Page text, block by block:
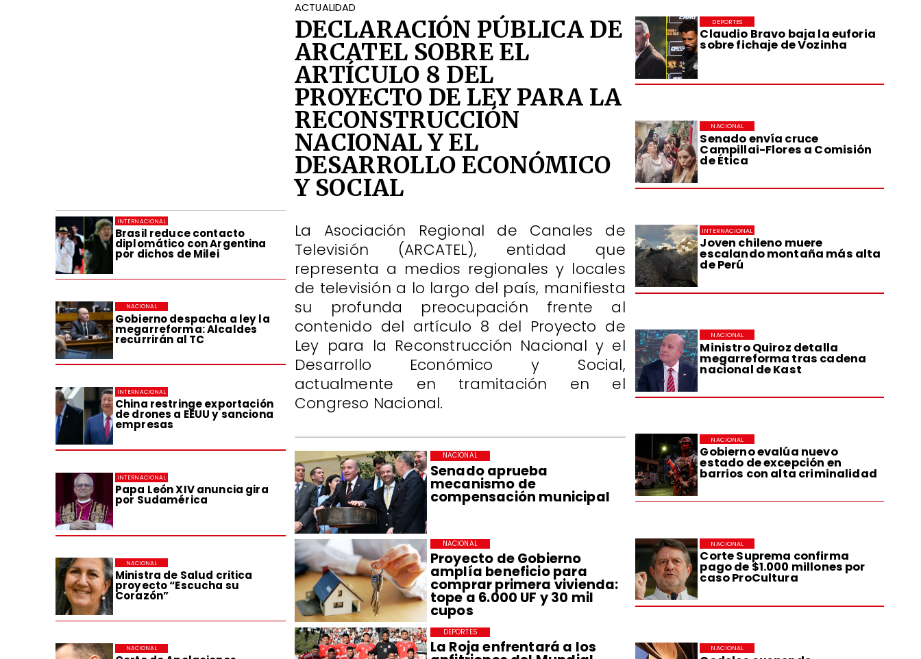
Claudio Bravo baja la euforia
sobre fichaje de Vozinha
DEPORTES
Senado envía cruce
Campillai-Flores a Comisión
de Ética
NACIONAL
Joven chileno muere
escalando montaña más alta
de Perú
INTERNACIONAL
Ministro Quiroz detalla
megarreforma tras cadena
nacional de Kast
NACIONAL
Gobierno evalúa nuevo
estado de excepción en
barrios con alta criminalidad
NACIONAL
Corte Suprema confirma
pago de $1.000 millones por
caso ProCultura
NACIONAL
NACIONAL
Brasil reduce contacto
diplomático con Argentina
por dichos de Milei
INTERNACIONAL
Gobierno despacha a ley la
megarreforma: Alcaldes
recurrirán al TC
NACIONAL
China restringe exportación
de drones a EEUU y sanciona
empresas
INTERNACIONAL
Papa León XIV anuncia gira
por Sudamérica
INTERNACIONAL
Ministra de Salud critica
proyecto “Escucha su
Corazón”
NACIONAL
NACIONAL
Senado aprueba
mecanismo de
compensación municipal
NACIONAL
Proyecto de Gobierno
amplía beneficio para
comprar primera vivienda:
tope a 6.000 UF y 30 mil
cupos
NACIONAL
La Roja enfrentará a los
DEPORTES
ACTUALIDAD
DECLARACIÓN PÚBLICA DE
ARCATEL SOBRE EL
ARTÍCULO 8 DEL
PROYECTO DE LEY PARA LA
RECONSTRUCCIÓN
NACIONAL Y EL
DESARROLLO ECONÓMICO
Y SOCIAL
La Asociación Regional de Canales de
Televisión (ARCATEL), entidad que
representa a medios regionales y locales
de televisión a lo largo del país, manifiesta
su profunda preocupación frente al
contenido del artículo 8 del Proyecto de
Ley para la Reconstrucción Nacional y el
Desarrollo Económico y Social,
actualmente en tramitación en el
Congreso Nacional.